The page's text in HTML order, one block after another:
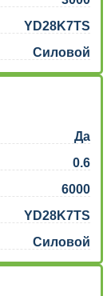
YD28K7TS
Силовой
Да
0.6
6000
YD28K7TS
Силовой